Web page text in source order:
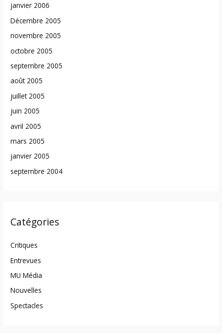
janvier 2006
Décembre 2005
novembre 2005
octobre 2005
septembre 2005
août 2005
juillet 2005
juin 2005
avril 2005
mars 2005
janvier 2005
septembre 2004
Catégories
Critiques
Entrevues
MU Média
Nouvelles
Spectacles